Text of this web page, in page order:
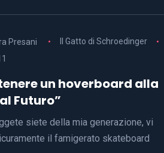
Presani
Il Gatto di Schroedinger
un hoverboard alla
Futuro”
siete della mia generazione, vi
il famigerato skateboard